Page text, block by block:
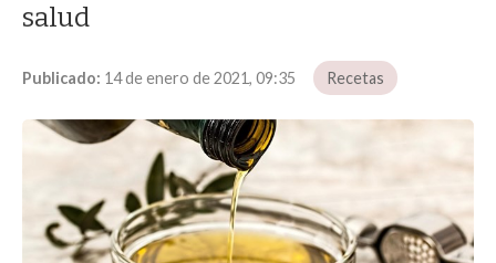
salud
Publicado: 14 de enero de 2021, 09:35 Recetas